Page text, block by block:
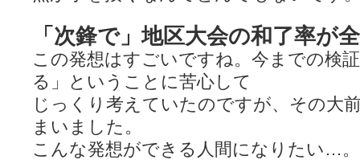
「次鋒で」地区大会の和了率が
この発想はすごいですね。今までの検
る」ということに苦心して
じっくり考えていたのですが、その大
まいました。
こんな発想ができる人間になりたい…。